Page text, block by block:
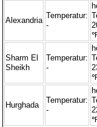
Alexandria
Temperatur:
-
Sharm El
Sheikh
Temperatur:
-
Hurghada
Temperatur:
-